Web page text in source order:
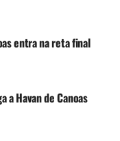
entra na reta final
a Havan de Canoas